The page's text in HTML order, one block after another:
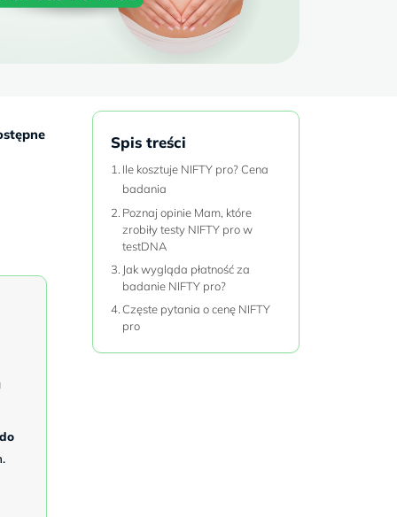
Spis treści
Ile kosztuje NIFTY pro? Cena
badania
Poznaj opinie Mam, które
zrobiły testy NIFTY pro w
testDNA
Jak wygląda płatność za
badanie NIFTY pro?
Częste pytania o cenę NIFTY
pro